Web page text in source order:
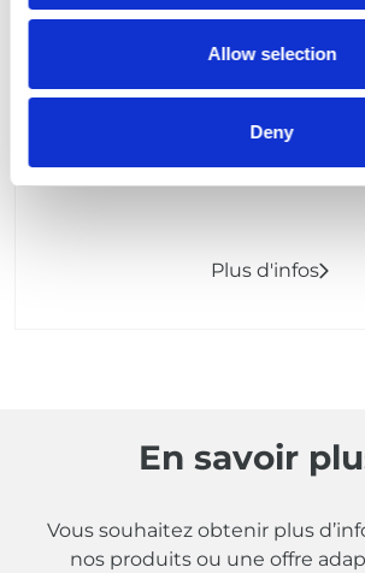
Allow selection
Deny
Rallonges
Rallonges de 32A, 63A ou 125A,
Plus d'infos
En savoir
Vous souhaitez obtenir plus
nos produits ou une offre